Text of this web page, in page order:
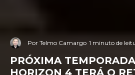
Por Telmo Camargo 1 minuto de
PRÓXIMA
HORIZON 4 TERÁ O